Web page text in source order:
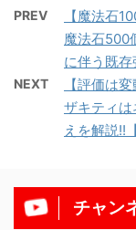
PREV
【魔法石
魔法石500
に伴う既存
NEXT
【評価は
ザキティ
えを解説!!
チャン
11/13